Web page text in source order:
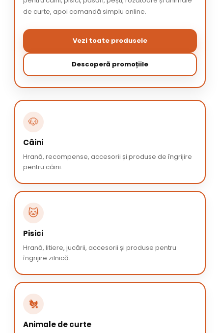
de curte, apoi comandă simplu online.
Vezi toate produsele
Descoperă promoțiile
🐶
Câini
Hrană, recompense, accesorii și produse de îngrijire
pentru câini.
🐱
Pisici
Hrană, litiere, jucării, accesorii și produse pentru
îngrijire zilnică.
🐔
Animale de curte